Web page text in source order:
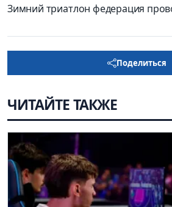
Зимний триатлон федерация
Поделиться
ЧИТАЙТЕ ТАКЖЕ